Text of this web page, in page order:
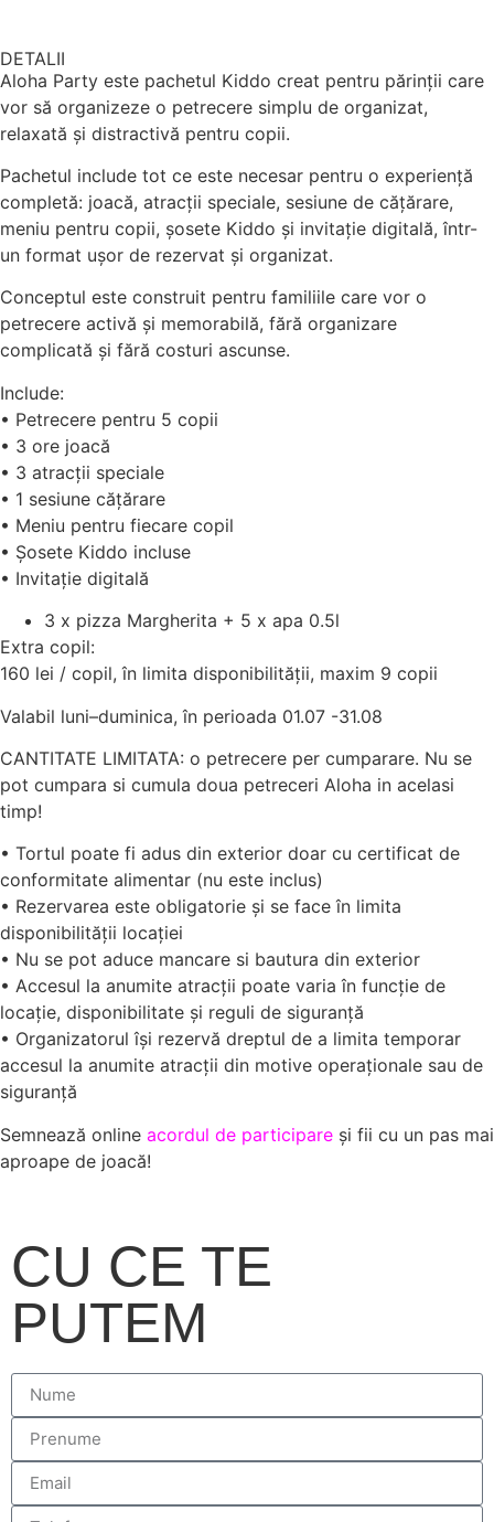
DETALII
Aloha Party este pachetul Kiddo creat pentru părinții care
vor să organizeze o petrecere simplu de organizat,
relaxată și distractivă pentru copii.
Pachetul include tot ce este necesar pentru o experiență
completă: joacă, atracții speciale, sesiune de cățărare,
meniu pentru copii, șosete Kiddo și invitație digitală, într-
un format ușor de rezervat și organizat.
Conceptul este construit pentru familiile care vor o
petrecere activă și memorabilă, fără organizare
complicată și fără costuri ascunse.
Include:
• Petrecere pentru 5 copii
• 3 ore joacă
• 3 atracții speciale
• 1 sesiune cățărare
• Meniu pentru fiecare copil
• Șosete Kiddo incluse
• Invitație digitală
3 x pizza Margherita + 5 x apa 0.5l
Extra copil:
160 lei / copil, în limita disponibilității, maxim 9 copii
Valabil luni–duminica, în perioada 01.07 -31.08
CANTITATE LIMITATA: o petrecere per cumparare. Nu se
pot cumpara si cumula doua petreceri Aloha in acelasi
timp!
• Tortul poate fi adus din exterior doar cu certificat de
conformitate alimentar (nu este inclus)
• Rezervarea este obligatorie și se face în limita
disponibilității locației
• Nu se pot aduce mancare si bautura din exterior
• Accesul la anumite atracții poate varia în funcție de
locație, disponibilitate și reguli de siguranță
• Organizatorul își rezervă dreptul de a limita temporar
accesul la anumite atracții din motive operaționale sau de
siguranță
Semnează online acordul de participare și fii cu un pas mai
aproape de joacă!
CU CE TE
PUTEM